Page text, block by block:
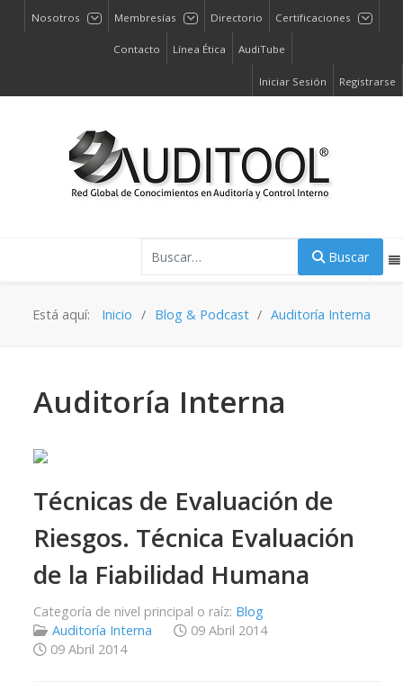
Nosotros Membresías Directorio Certificaciones
Contacto Línea Ética AudiTube
Iniciar Sesión Registrarse
Buscar
Está aquí: Inicio Blog & Podcast Auditoría Interna
Auditoría Interna
Técnicas de Evaluación de
Riesgos. Técnica Evaluación
de la Fiabilidad Humana
Categoría de nivel principal o raíz: Blog
Auditoría Interna
09 Abril 2014
09 Abril 2014